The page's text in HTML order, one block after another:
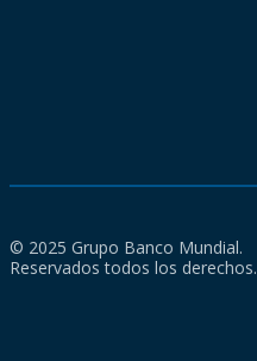
© 2025 Grupo Banco Mundial.
Reservados todos los derechos.